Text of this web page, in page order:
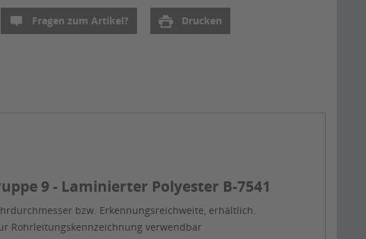
Fragen zum Artikel? Drucken
9 - Laminierter Polyester B-7541
bzw. Erkennungsreichweite, erhältlich.
Rohrleitungskennzeichnung verwendbar